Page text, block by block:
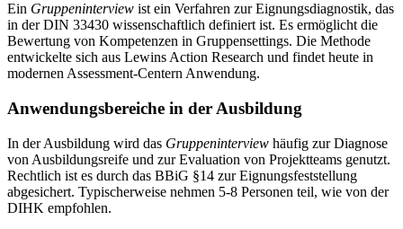
Ein Gruppeninterview ist ein Verfahren zur Eignungsdiagnostik, das
in der DIN 33430 wissenschaftlich definiert ist. Es ermöglicht die
Bewertung von Kompetenzen in Gruppensettings. Die Methode
entwickelte sich aus Lewins Action Research und findet heute in
modernen Assessment-Centern Anwendung.
Anwendungsbereiche in der Ausbildung
In der Ausbildung wird das Gruppeninterview häufig zur Diagnose
von Ausbildungsreife und zur Evaluation von Projektteams genutzt.
Rechtlich ist es durch das BBiG §14 zur Eignungsfeststellung
abgesichert. Typischerweise nehmen 5-8 Personen teil, wie von der
DIHK empfohlen.